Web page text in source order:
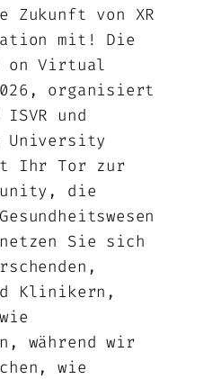
Zukunft von XR
mit! Die
on Virtual
organisiert
ISVR und
University
Ihr Tor zur
die
Sie sich
Klinikern,
während wir
wie